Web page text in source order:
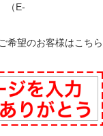
（E-
希望のお客様はこちら